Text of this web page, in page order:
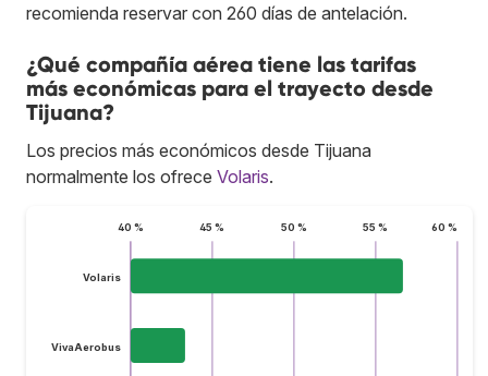
recomienda reservar con 260 días de antelación.
¿Qué compañía aérea tiene las tarifas
más económicas para el trayecto desde
Tijuana?
Los precios más económicos desde Tijuana
normalmente los ofrece Volaris.
40 % 45 % 50 % 55 % 60 %
Volaris
VivaAerobus